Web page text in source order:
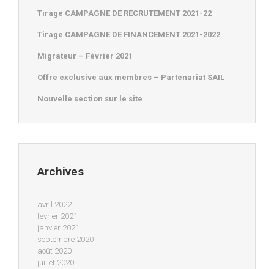
Tirage CAMPAGNE DE RECRUTEMENT 2021-22
Tirage CAMPAGNE DE FINANCEMENT 2021-2022
Migrateur – Février 2021
Offre exclusive aux membres – Partenariat SAIL
Nouvelle section sur le site
Archives
avril 2022
février 2021
janvier 2021
septembre 2020
août 2020
juillet 2020